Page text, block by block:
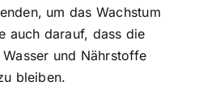
um das Wachstum
auch darauf, dass die
und Nährstoffe
bleiben.